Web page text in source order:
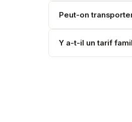
Oui, sièges bébé et
Peut-on
Oui. La soute du V-
Y a-t-il un tarif